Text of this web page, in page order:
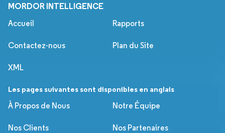
MORDOR INTELLIGENCE
Accueil Rapports
Contactez-nous Plan du Site
XML
Les pages suivantes sont disponibles en anglais
À Propos de Nous
Notre Équipe
Nos Clients Nos Partenaires